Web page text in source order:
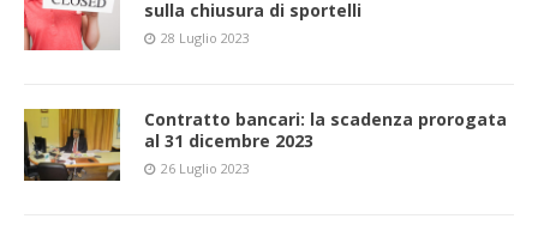
sulla chiusura di sportelli
28 Luglio 2023
Contratto bancari: la scadenza prorogata
al 31 dicembre 2023
26 Luglio 2023